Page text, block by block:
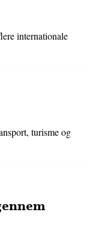
internationale
turisme og